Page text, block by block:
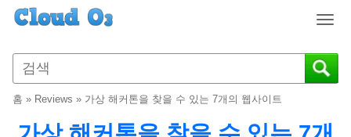
T
g
g
n
홈 » Reviews » 가상 해커톤을 찾을 수 있는 7개의 웹사이트